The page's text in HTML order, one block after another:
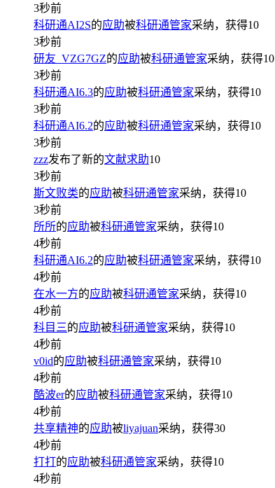
3秒前
科研通AI2S的应助被科研通管家采纳，获得10
3秒前
研友_VZG7GZ的应助被科研通管家采纳，获得10
3秒前
科研通AI6.3的应助被科研通管家采纳，获得10
3秒前
科研通AI6.2的应助被科研通管家采纳，获得10
3秒前
zzz发布了新的文献求助10
3秒前
斯文败类的应助被科研通管家采纳，获得10
3秒前
所所的应助被科研通管家采纳，获得10
4秒前
科研通AI6.2的应助被科研通管家采纳，获得10
4秒前
在水一方的应助被科研通管家采纳，获得10
4秒前
科目三的应助被科研通管家采纳，获得10
4秒前
v0id的应助被科研通管家采纳，获得10
4秒前
酷波er的应助被科研通管家采纳，获得10
4秒前
共享精神的应助被liyajuan采纳，获得30
4秒前
打打的应助被科研通管家采纳，获得10
4秒前